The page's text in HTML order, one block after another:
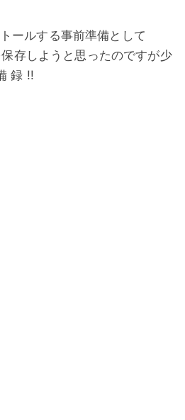
ールする事前準備として
存しようと思ったのですが少
録 !!